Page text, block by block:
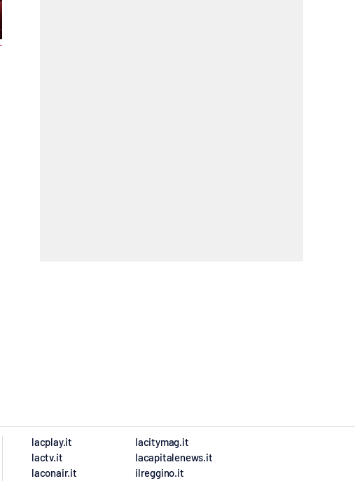
lacplay.it
lactv.it
laconair.it
lacitymag.it
lacapitalenews.it
ilreggino.it